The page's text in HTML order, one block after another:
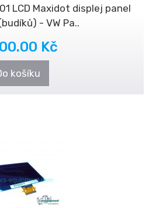
LCD Maxidot displej panel
- VW Pa..
Kč
košíku